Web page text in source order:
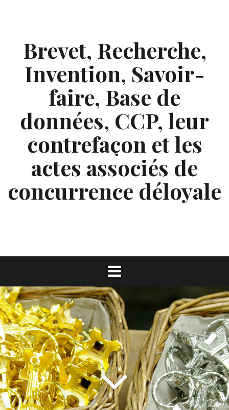
Brevet, Recherche,
Invention, Savoir-
faire, Base de
données, CCP, leur
contrefaçon et les
actes associés de
concurrence déloyale